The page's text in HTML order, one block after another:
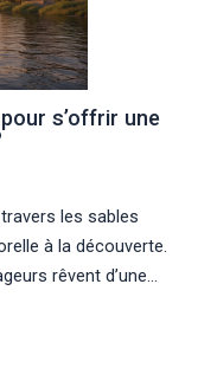
s’offrir une
les sables
à la découverte.
rêvent d’une…